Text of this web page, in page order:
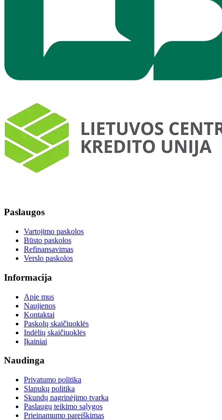
Paslaugos
Vartojimo paskolos
Būsto paskolos
Refinansavimas
Verslo paskolos
Informacija
Apie mus
Naujienos
Kontaktai
Paskolų skaičiuoklės
Indėlių skaičiuoklės
Įkainiai
Naudinga
Privatumo politika
Slapukų politika
Skundų nagrinėjimo tvarka
Paslaugų teikimo sąlygos
Prieinamumo pareiškimas